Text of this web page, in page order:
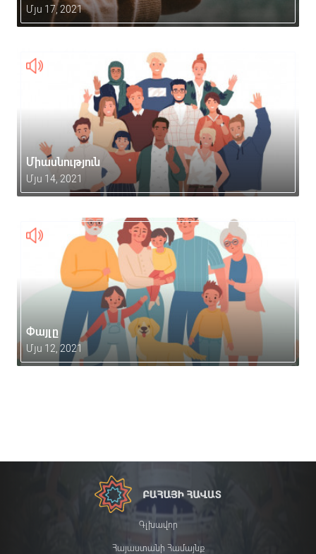
Մյս 17, 2021
Միասնություն
Մյս 14, 2021
Փայլը
Մյս 12, 2021
Գլխավոր
Հայաստանի Համայնք